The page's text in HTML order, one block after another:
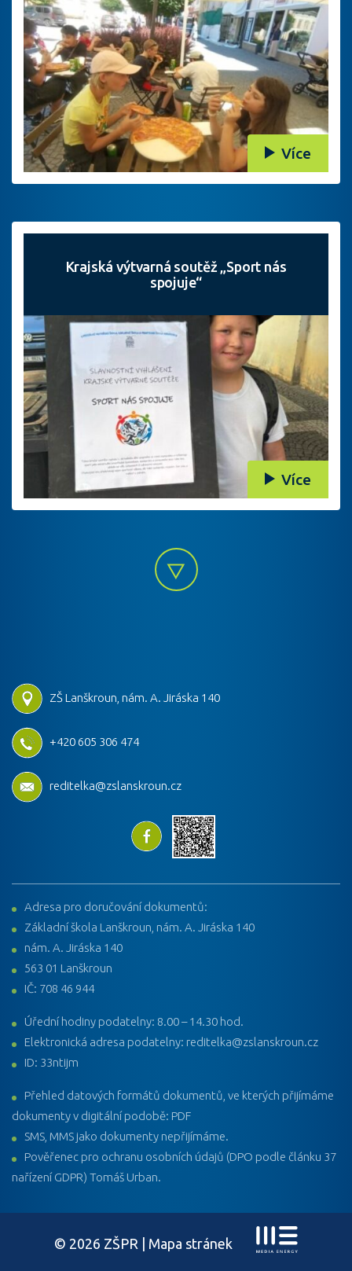
Více
Krajská výtvarná soutěž „Sport nás
spojuje“
Více
ZŠ Lanškroun, nám. A. Jiráska 140
+420 605 306 474
reditelka@zslanskroun.cz
Adresa pro doručování dokumentů:
Základní škola Lanškroun, nám. A. Jiráska 140
nám. A. Jiráska 140
563 01 Lanškroun
IČ: 708 46 944
Úřední hodiny podatelny: 8.00 – 14.30 hod.
Elektronická adresa podatelny: reditelka@zslanskroun.cz
ID: 33ntijm
Přehled datových formátů dokumentů, ve kterých přijímáme
dokumenty v digitální podobě: PDF
SMS, MMS jako dokumenty nepřijímáme.
Pověřenec pro ochranu osobních údajů (DPO podle článku 37
nařízení GDPR) Tomáš Urban.
© 2026 ZŠPR | Mapa stránek